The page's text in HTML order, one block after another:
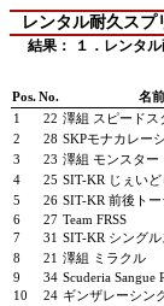
レンタル耐久スプ
結果： １．レンタ
Pos.No. 名前
1
22 澤組 スピードス
2
28 SKPモナカレー
3
23 澤組 モンスター
4
25 SIT-KR じぇいど
5
26 SIT-KR 前後ト
6
27 Team FRSS
7
31 SIT-KR シングル
8
21 澤組 ミラクル
9
34 Scuderia Sangue
10
24 ギンザレーシン